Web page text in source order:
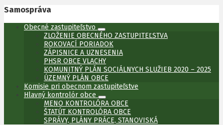
Samospráva
Obecné zastupiteľstvo
ZLOŽENIE OBECNÉHO ZASTUPITEĽSTVA
ROKOVACÍ PORIADOK
ZÁPISNICE A UZNESENIA
PHSR OBCE VLACHY
KOMUNITNÝ PLÁN SOCIÁLNYCH SLUŽIEB 2020 – 2025
ÚZEMNÝ PLÁN OBCE
Komisie pri obecnom zastupiteľstve
Hlavný kontrolór obce
MENO KONTROLÓRA OBCE
ŠTATÚT KONTROLÓRA OBCE
SPRÁVY, PLÁNY PRÁCE, STANOVISKÁ